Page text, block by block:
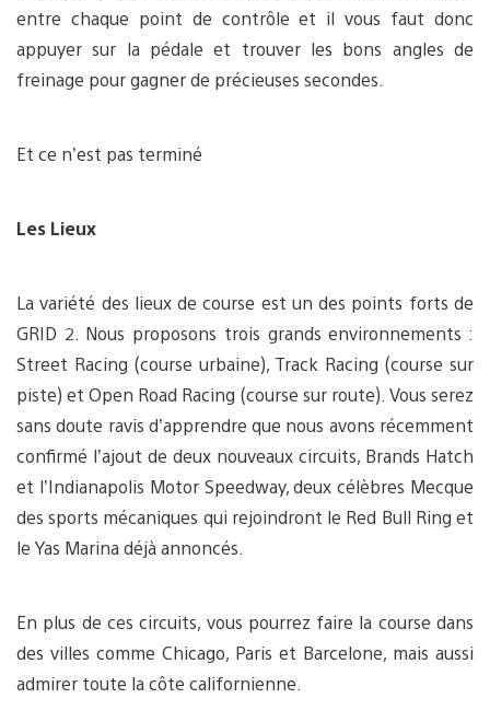
entre chaque point de contrôle et il vous faut donc
appuyer sur la pédale et trouver les bons angles de
freinage pour gagner de précieuses secondes.
Et ce n’est pas terminé
Les Lieux
La variété des lieux de course est un des points forts de
GRID 2. Nous proposons trois grands environnements :
Street Racing (course urbaine), Track Racing (course sur
piste) et Open Road Racing (course sur route). Vous serez
sans doute ravis d’apprendre que nous avons récemment
confirmé l’ajout de deux nouveaux circuits, Brands Hatch
et l’Indianapolis Motor Speedway, deux célèbres Mecque
des sports mécaniques qui rejoindront le Red Bull Ring et
le Yas Marina déjà annoncés.
En plus de ces circuits, vous pourrez faire la course dans
des villes comme Chicago, Paris et Barcelone, mais aussi
admirer toute la côte californienne.